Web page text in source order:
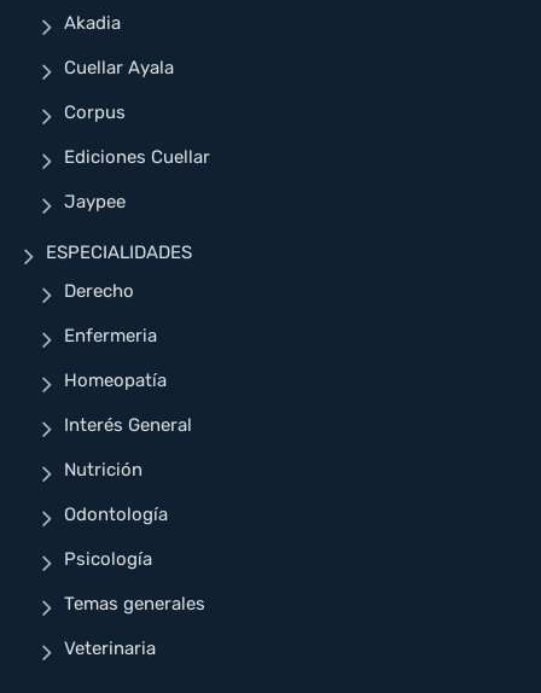
Akadia
Cuellar Ayala
Corpus
Ediciones Cuellar
Jaypee
ESPECIALIDADES
Derecho
Enfermeria
Homeopatía
Interés General
Nutrición
Odontología
Psicología
Temas generales
Veterinaria